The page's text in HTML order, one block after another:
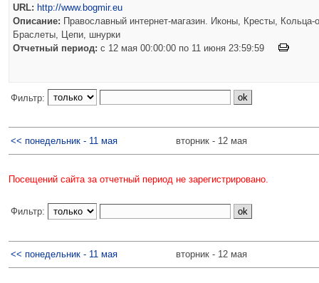
URL: http://www.bogmir.eu
Описание: Православный интернет-магазин. Иконы, Кресты, Кольца-
Браслеты, Цепи, шнурки
Отчетный период: c 12 мая 00:00:00 по 11 июня 23:59:59
Фильтр:
<< понедельник - 11 мая вторник - 12 мая
Посещений сайта за отчетный период не зарегистрировано.
Фильтр:
<< понедельник - 11 мая вторник - 12 мая